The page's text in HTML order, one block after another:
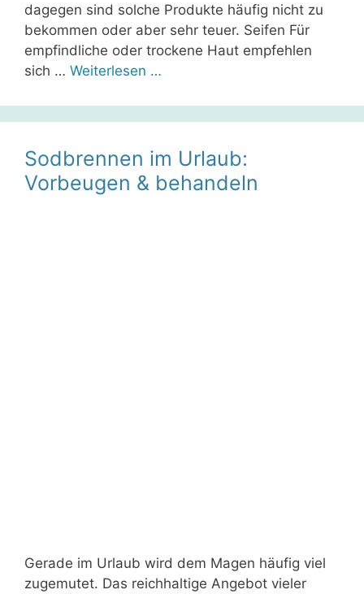
dagegen sind solche Produkte häufig nicht zu
bekommen oder aber sehr teuer. Seifen Für
empfindliche oder trockene Haut empfehlen
sich … Weiterlesen …
Sodbrennen im Urlaub:
Vorbeugen & behandeln
Gerade im Urlaub wird dem Magen häufig viel
zugemutet. Das reichhaltige Angebot vieler